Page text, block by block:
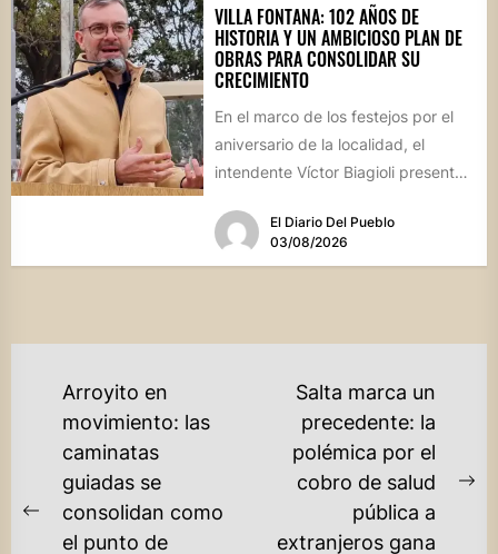
VILLA FONTANA: 102 AÑOS DE
HISTORIA Y UN AMBICIOSO PLAN DE
OBRAS PARA CONSOLIDAR SU
CRECIMIENTO
En el marco de los festejos por el
aniversario de la localidad, el
intendente Víctor Biagioli presentó
El Diario Del Pueblo
03/08/2026
NAVEGACIÓN
ENTRADAS
Previous
Arroyito en
movimiento: las
caminatas
guiadas se
consolidan como
el punto de
Salta marca un
precedente: la
polémica por el
cobro de salud
pública a
extranjeros gana